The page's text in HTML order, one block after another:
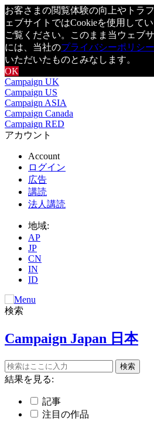
お客さまの閲覧体験の向上やトラ
ェブサイトではCookieを使用して
ご覧ください。このまま当ウェブ
には、当社のプライバシーポリシー
いただいたものとみなします。
OK
Campaign UK
Campaign US
Campaign ASIA
Campaign Canada
Campaign RED
アカウント
Account
ログイン
広告
講読
法人講読
地域:
AP
JP
CN
IN
ID
検索
Campaign Japan 日本
結果を見る:
記事
注目の作品